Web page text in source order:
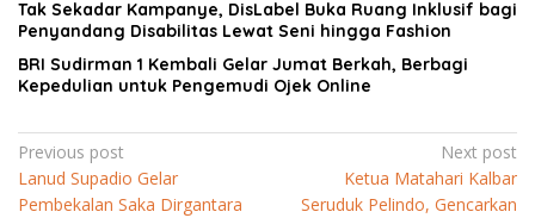
Tak Sekadar Kampanye, DisLabel Buka Ruang Inklusif bagi
Penyandang Disabilitas Lewat Seni hingga Fashion
BRI Sudirman 1 Kembali Gelar Jumat Berkah, Berbagi
Kepedulian untuk Pengemudi Ojek Online
Navigasi
pos
Previous post
Lanud Supadio Gelar
Pembekalan Saka Dirgantara
Next post
Ketua Matahari Kalbar
Seruduk Pelindo, Gencarkan